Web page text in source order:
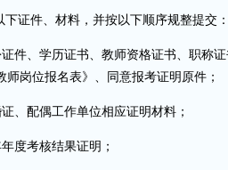
证件、材料，并按以下顺序规整提交：
证件、学历证书、教师资格证书、职称
岗位报名表》、同意报考证明原件；
、配偶工作单位相应证明材料；
度考核结果证明；